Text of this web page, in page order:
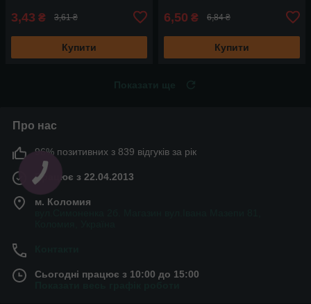
3,43 ₴ 3,61 ₴
Купити
6,50 ₴ 6,84 ₴
Купити
Про нас
96% позитивних з 839 відгуків за рік
Працює з 22.04.2013
м. Коломия
Сьогодні працює з 10:00 до 15:00